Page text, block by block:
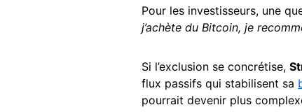
Pour les investisseurs, une
j’achète du Bitcoin, je
Si l’exclusion se concrétise,
flux passifs qui stabilisent sa
pourrait devenir plus